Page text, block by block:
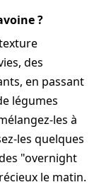
?
des
en passant
légumes
les à
les quelques
"overnight
le matin.